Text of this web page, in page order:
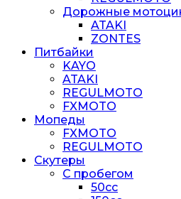
Дорожные
ATAKI
ZONTES
Питбайки
KAYO
ATAKI
REGULMOTO
FXMOTO
Мопеды
FXMOTO
REGULMOTO
Скутеры
С пробегом
50cc